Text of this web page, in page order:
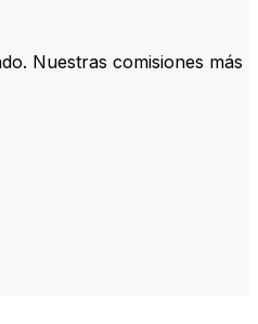
Nuestras comisiones más